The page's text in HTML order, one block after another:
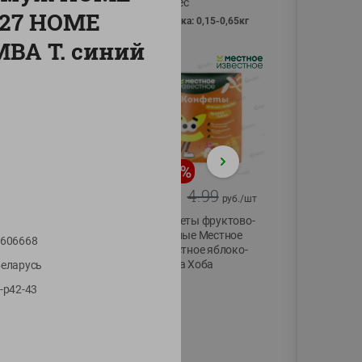
фасовка: 0,15-0,65кг
копченые
Местное известное
Солигорска п/ф
%
4.99 руб./шт
Конфеты фруктово-
ягодные Местное
известное яблоко-
тыква Хоба
HOME
Т. синий
р42-43